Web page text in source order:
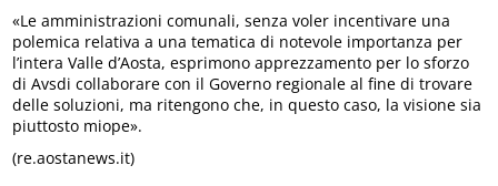
«Le amministrazioni comunali, senza voler incentivare una
polemica relativa a una tematica di notevole importanza per
l’intera Valle d’Aosta, esprimono apprezzamento per lo sforzo
di Avsdi collaborare con il Governo regionale al fine di trovare
delle soluzioni, ma ritengono che, in questo caso, la visione sia
piuttosto miope».
(re.aostanews.it)